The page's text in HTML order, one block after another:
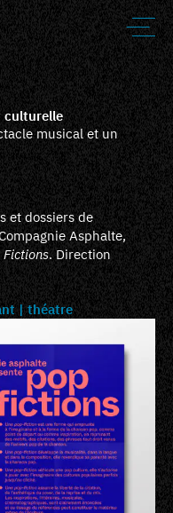
culturelle
musical et un
et dossiers de
Asphalte,
Fictions. Direction
théatre